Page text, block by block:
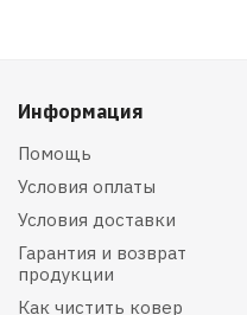
Информация
Помощь
Условия оплаты
Условия доставки
Гарантия и возврат
продукции
Как чистить ковер